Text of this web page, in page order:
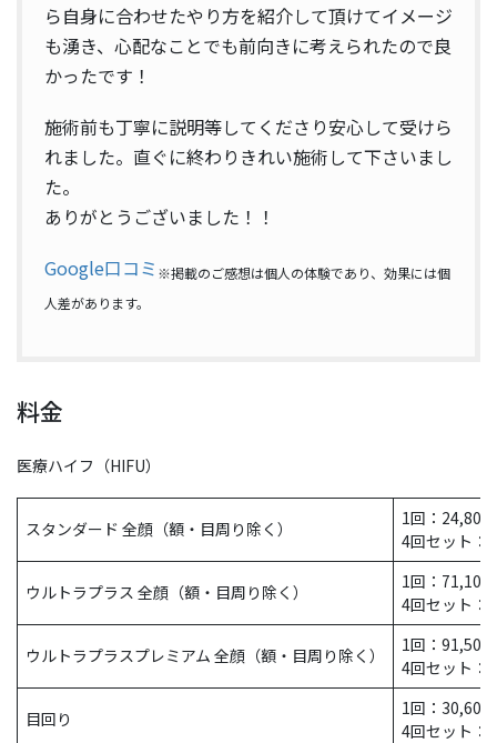
ら自身に合わせたやり方を紹介して頂けてイメージ
も湧き、心配なことでも前向きに考えられたので良
かったです！
施術前も丁寧に説明等してくださり安心して受けら
れました。直ぐに終わりきれい施術して下さいまし
た。
ありがとうございました！！
Google口コミ ※掲載のご感想は個人の体験であり、効果には個
人差があります。
料金
医療ハイフ（HIFU）
スタンダード 全顔（額・目周り除く）
1回：24,800
4回セット：
ウルトラプラス 全顔（額・目周り除く）
1回：71,100
4回セット：
ウルトラプラスプレミアム 全顔（額・目周り除く）
1回：91,500
4回セット：
目回り
1回：30,600
4回セット：